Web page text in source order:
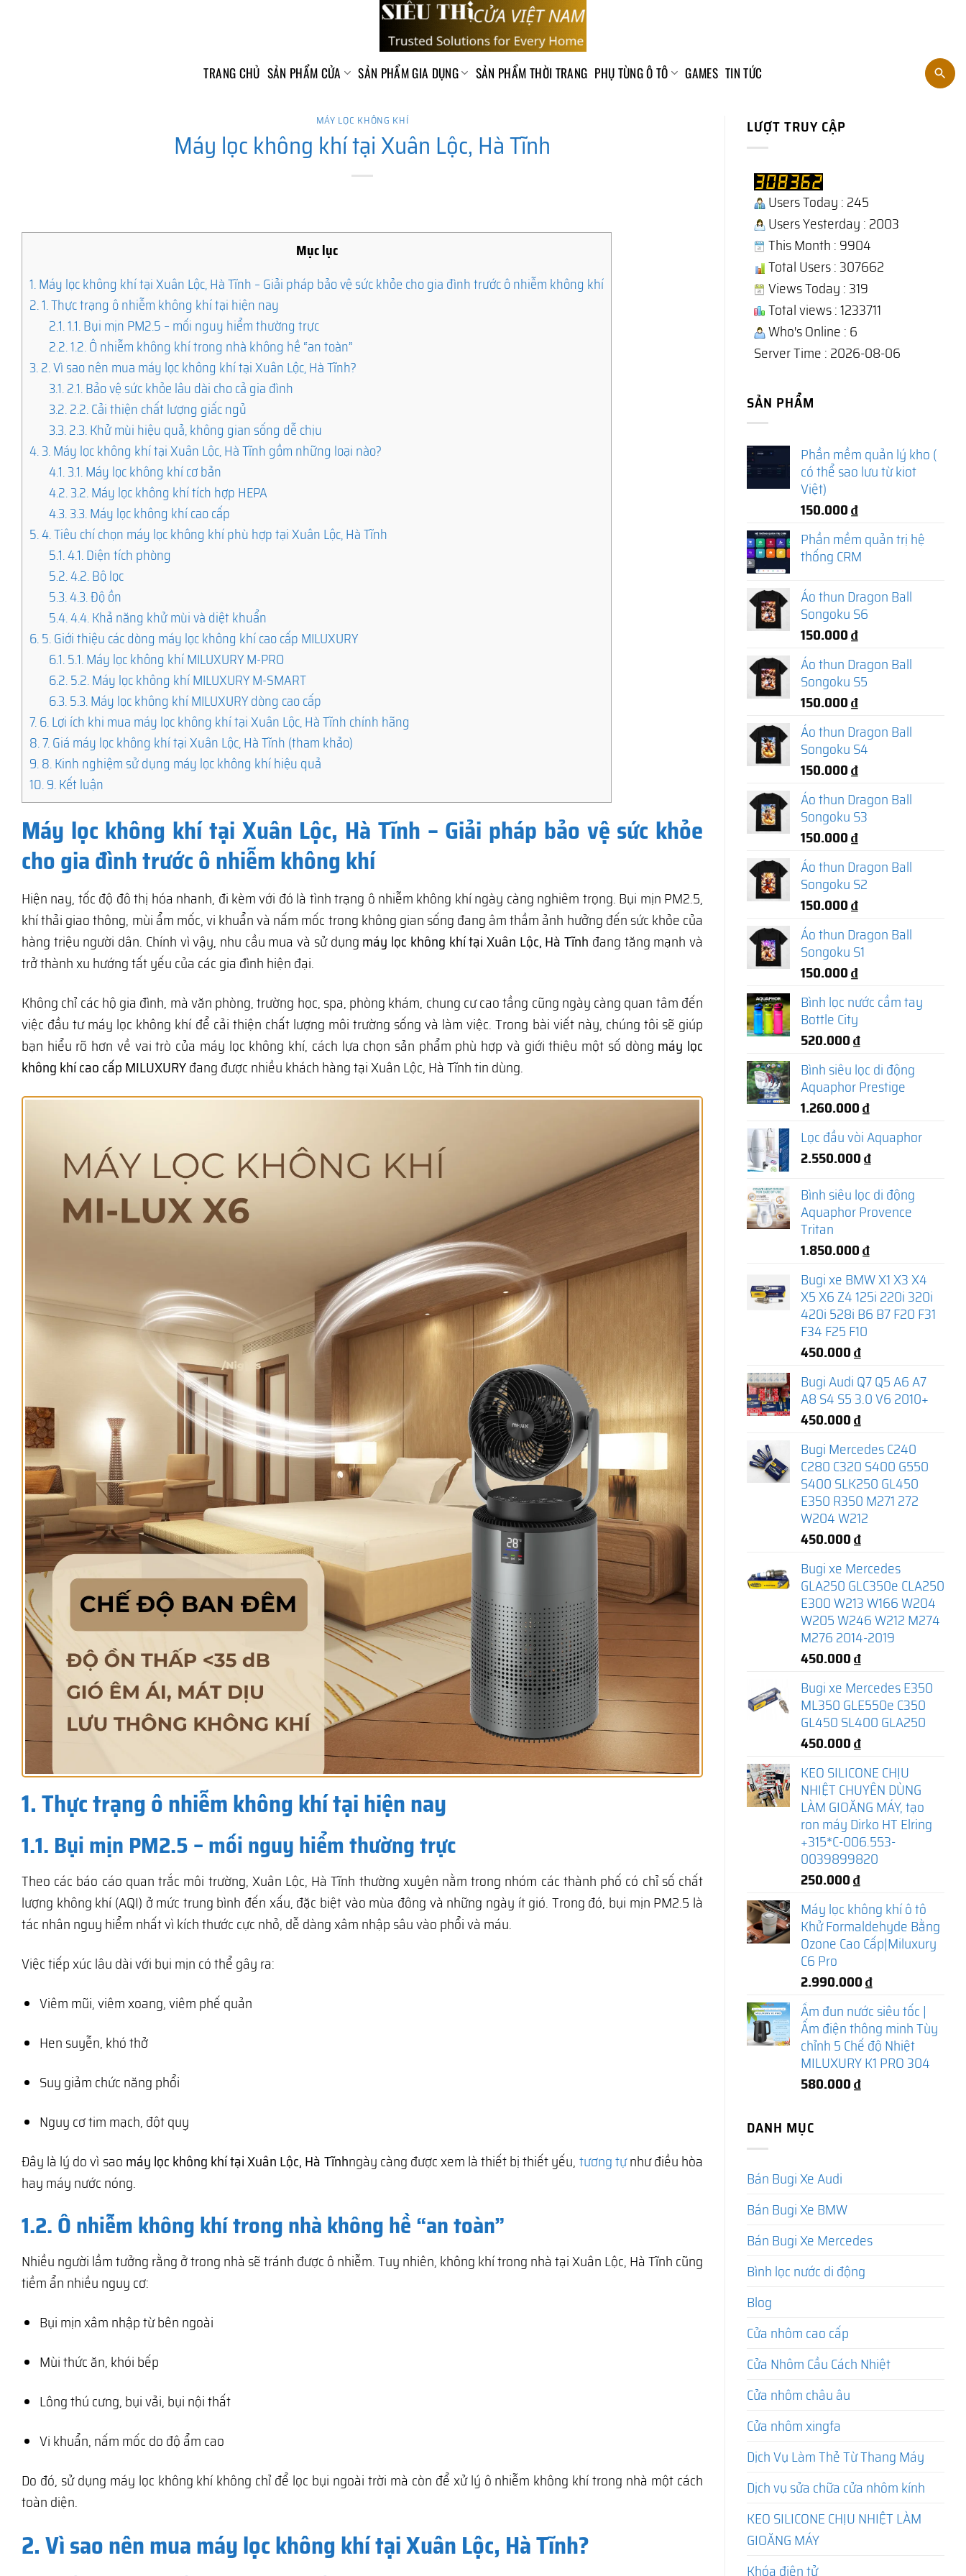
TRANG CHỦ SẢN PHẨM CỬA SẢN PHẨM GIA DỤNG SẢN PHẨM THỜI TRANG PHỤ TÙNG Ô TÔ GAMES TIN TỨC
MÁY LỌC KHÔNG KHÍ
Máy lọc không khí tại Xuân Lộc, Hà Tĩnh
Mục lục
1.Máy lọc không khí tại Xuân Lộc, Hà Tĩnh – Giải pháp bảo vệ sức khỏe cho gia đình trước ô nhiễm không khí
2.1. Thực trạng ô nhiễm không khí tại hiện nay
2.1.1.1. Bụi mịn PM2.5 – mối nguy hiểm thường trực
2.2.1.2. Ô nhiễm không khí trong nhà không hề “an toàn”
3.2. Vì sao nên mua máy lọc không khí tại Xuân Lộc, Hà Tĩnh?
3.1.2.1. Bảo vệ sức khỏe lâu dài cho cả gia đình
3.2.2.2. Cải thiện chất lượng giấc ngủ
3.3.2.3. Khử mùi hiệu quả, không gian sống dễ chịu
4.3. Máy lọc không khí tại Xuân Lộc, Hà Tĩnh gồm những loại nào?
4.1.3.1. Máy lọc không khí cơ bản
4.2.3.2. Máy lọc không khí tích hợp HEPA
4.3.3.3. Máy lọc không khí cao cấp
5.4. Tiêu chí chọn máy lọc không khí phù hợp tại Xuân Lộc, Hà Tĩnh
5.1.4.1. Diện tích phòng
5.2.4.2. Bộ lọc
5.3.4.3. Độ ồn
5.4.4.4. Khả năng khử mùi và diệt khuẩn
6.5. Giới thiệu các dòng máy lọc không khí cao cấp MILUXURY
6.1.5.1. Máy lọc không khí MILUXURY M-PRO
6.2.5.2. Máy lọc không khí MILUXURY M-SMART
6.3.5.3. Máy lọc không khí MILUXURY dòng cao cấp
7.6. Lợi ích khi mua máy lọc không khí tại Xuân Lộc, Hà Tĩnh chính hãng
8.7. Giá máy lọc không khí tại Xuân Lộc, Hà Tĩnh (tham khảo)
9.8. Kinh nghiệm sử dụng máy lọc không khí hiệu quả
10.9. Kết luận
Máy lọc không khí tại Xuân Lộc, Hà Tĩnh – Giải pháp bảo vệ sức khỏe
cho gia đình trước ô nhiễm không khí
Hiện nay, tốc độ đô thị hóa nhanh, đi kèm với đó là tình trạng ô nhiễm không khí ngày càng nghiêm trọng. Bụi mịn PM2.5,
khí thải giao thông, mùi ẩm mốc, vi khuẩn và nấm mốc trong không gian sống đang âm thầm ảnh hưởng đến sức khỏe của
hàng triệu người dân. Chính vì vậy, nhu cầu mua và sử dụng máy lọc không khí tại Xuân Lộc, Hà Tĩnh đang tăng mạnh và
trở thành xu hướng tất yếu của các gia đình hiện đại.
Không chỉ các hộ gia đình, mà văn phòng, trường học, spa, phòng khám, chung cư cao tầng cũng ngày càng quan tâm đến
việc đầu tư máy lọc không khí để cải thiện chất lượng môi trường sống và làm việc. Trong bài viết này, chúng tôi sẽ giúp
bạn hiểu rõ hơn về vai trò của máy lọc không khí, cách lựa chọn sản phẩm phù hợp và giới thiệu một số dòng máy lọc
không khí cao cấp MILUXURYđang được nhiều khách hàng tại Xuân Lộc, Hà Tĩnh tin dùng.
1. Thực trạng ô nhiễm không khí tại hiện nay
1.1. Bụi mịn PM2.5 – mối nguy hiểm thường trực
Theo các báo cáo quan trắc môi trường, Xuân Lộc, Hà Tĩnh thường xuyên nằm trong nhóm các thành phố có chỉ số chất
lượng không khí (AQI) ở mức trung bình đến xấu, đặc biệt vào mùa đông và những ngày ít gió. Trong đó, bụi mịn PM2.5 là
tác nhân nguy hiểm nhất vì kích thước cực nhỏ, dễ dàng xâm nhập sâu vào phổi và máu.
Việc tiếp xúc lâu dài với bụi mịn có thể gây ra:
Viêm mũi, viêm xoang, viêm phế quản
Hen suyễn, khó thở
Suy giảm chức năng phổi
Nguy cơ tim mạch, đột quỵ
Đây là lý do vì sao máy lọc không khí tại Xuân Lộc, Hà Tĩnhngày càng được xem là thiết bị thiết yếu, tương tựnhư điều hòa
hay máy nước nóng.
1.2. Ô nhiễm không khí trong nhà không hề “an toàn”
Nhiều người lầm tưởng rằng ở trong nhà sẽ tránh được ô nhiễm. Tuy nhiên, không khí trong nhà tại Xuân Lộc, Hà Tĩnh cũng
tiềm ẩn nhiều nguy cơ:
Bụi mịn xâm nhập từ bên ngoài
Mùi thức ăn, khói bếp
Lông thú cưng, bụi vải, bụi nội thất
Vi khuẩn, nấm mốc do độ ẩm cao
Do đó, sử dụng máy lọc không khí không chỉ để lọc bụi ngoài trời mà còn để xử lý ô nhiễm không khí trong nhà một cách
toàn diện.
2. Vì sao nên mua máy lọc không khí tại Xuân Lộc, Hà Tĩnh?
LƯỢT TRUY CẬP
Users Today : 245
Users Yesterday : 2003
This Month : 9904
Total Users : 307662
Views Today : 319
Total views : 1233711
Who's Online : 6
Server Time : 2026-08-06
SẢN PHẨM
Phần mềm quản lý kho (
có thể sao lưu từ kiot
Việt)
150.000₫
Phần mềm quản trị hệ
thống CRM
Áo thun Dragon Ball
Songoku S6
150.000₫
Áo thun Dragon Ball
Songoku S5
150.000₫
Áo thun Dragon Ball
Songoku S4
150.000₫
Áo thun Dragon Ball
Songoku S3
150.000₫
Áo thun Dragon Ball
Songoku S2
150.000₫
Áo thun Dragon Ball
Songoku S1
150.000₫
Bình lọc nước cầm tay
Bottle City
520.000₫
Bình siêu lọc di động
Aquaphor Prestige
1.260.000₫
Lọc đầu vòi Aquaphor
2.550.000₫
Bình siêu lọc di động
Aquaphor Provence
Tritan
1.850.000₫
Bugi xe BMW X1 X3 X4
X5 X6 Z4 125i 220i 320i
420i 528i B6 B7 F20 F31
F34 F25 F10
450.000₫
Bugi Audi Q7 Q5 A6 A7
A8 S4 S5 3.0 V6 2010+
450.000₫
Bugi Mercedes C240
C280 C320 S400 G550
S400 SLK250 GL450
E350 R350 M271 272
W204 W212
450.000₫
Bugi xe Mercedes
GLA250 GLC350e CLA250
E300 W213 W166 W204
W205 W246 W212 M274
M276 2014-2019
450.000₫
Bugi xe Mercedes E350
ML350 GLE550e C350
GL450 SL400 GLA250
450.000₫
KEO SILICONE CHỊU
NHIỆT CHUYÊN DÙNG
LÀM GIOĂNG MÁY, tạo
ron máy Dirko HT Elring
+315*C-006.553-
0039899820
250.000₫
Máy lọc không khí ô tô
Khử Formaldehyde Bằng
Ozone Cao Cấp|Miluxury
C6 Pro
2.990.000₫
Ấm đun nước siêu tốc |
Ấm điện thông minh Tùy
chỉnh 5 Chế độ Nhiệt
MILUXURY K1 PRO 304
580.000₫
DANH MỤC
Bán Bugi Xe Audi
Bán Bugi Xe BMW
Bán Bugi Xe Mercedes
Bình lọc nước di động
Blog
Cửa nhôm cao cấp
Cửa Nhôm Cầu Cách Nhiệt
Cửa nhôm châu âu
Cửa nhôm xingfa
Dịch Vụ Làm Thẻ Từ Thang Máy
Dịch vụ sửa chữa cửa nhôm kính
KEO SILICONE CHỊU NHIỆT LÀM
GIOĂNG MÁY
Khóa điện tử